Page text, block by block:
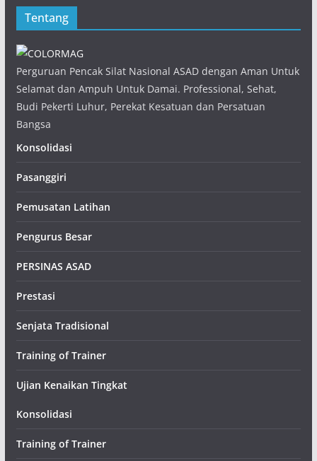
Tentang
Perguruan Pencak Silat Nasional ASAD dengan Aman Untuk
Selamat dan Ampuh Untuk Damai. Professional, Sehat,
Budi Pekerti Luhur, Perekat Kesatuan dan Persatuan
Bangsa
Konsolidasi
Pasanggiri
Pemusatan Latihan
Pengurus Besar
PERSINAS ASAD
Prestasi
Senjata Tradisional
Training of Trainer
Ujian Kenaikan Tingkat
Konsolidasi
Training of Trainer